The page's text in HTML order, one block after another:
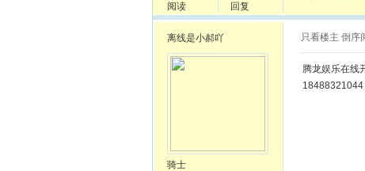
阅读
回复
离线是小郝吖
骑士
只看楼主 倒序
腾龙娱乐在
18488321044